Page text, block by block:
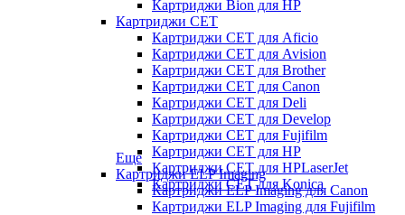
Картриджи Bion для HP
Картриджи CET
Картриджи CET для Aficio
Картриджи CET для Avision
Картриджи CET для Brother
Картриджи CET для Canon
Картриджи CET для Deli
Картриджи CET для Develop
Картриджи CET для Fujifilm
Картриджи CET для HP
Картриджи CET для HPLaserJet
Картриджи CET для Konica
Еще
Картриджи ELP Imaging
Картриджи ELP Imaging для Canon
Картриджи ELP Imaging для Fujifilm